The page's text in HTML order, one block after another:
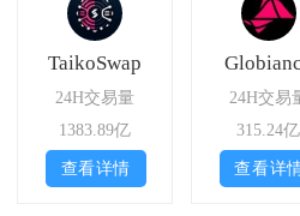
TaikoSwap
24H交易量
1383.89亿
查看详情
24H交易
315.24亿
查看详